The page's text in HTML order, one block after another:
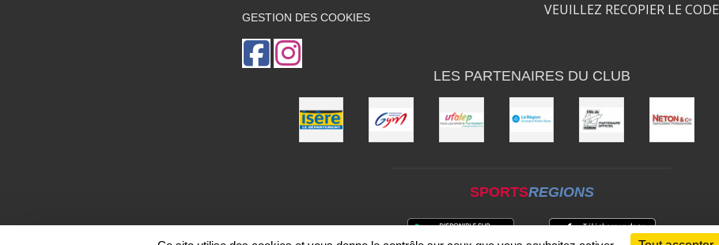
GESTION DES COOKIES VEUILLEZ RECOPIER LE CODE
LES PARTENAIRES DU CLUB
SPORTSREGIONS